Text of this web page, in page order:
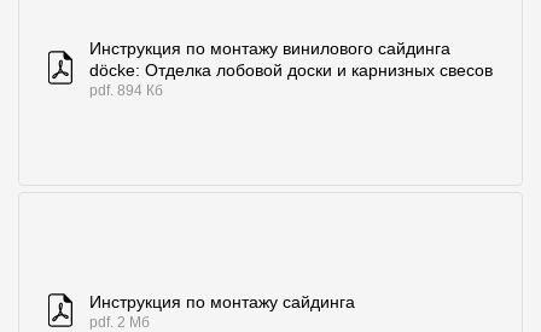
Инструкция по монтажу винилового сайдинга
döcke: Отделка лобовой доски и карнизных свесов
pdf. 894 Кб
Инструкция по монтажу сайдинга
pdf. 2 Мб